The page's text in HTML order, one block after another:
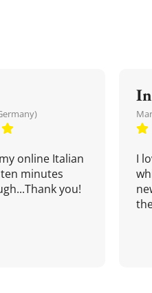
online Italian
minutes
you!
I